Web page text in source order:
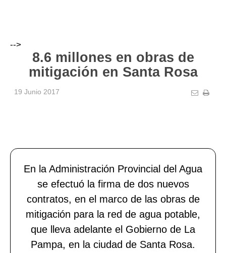
-->
8.6 millones en obras de
mitigación en Santa Rosa
19 Junio 2017
En la Administración Provincial del Agua
se efectuó la firma de dos nuevos
contratos, en el marco de las obras de
mitigación para la red de agua potable,
que lleva adelante el Gobierno de La
Pampa, en la ciudad de Santa Rosa.